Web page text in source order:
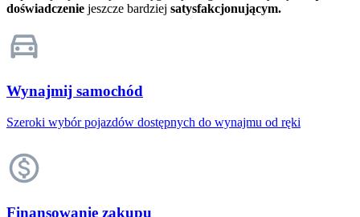
doświadczenie jeszcze bardziej satysfakcjonującym.
Wynajmij samochód
Szeroki wybór pojazdów dostępnych do wynajmu od ręki
Finansowanie zakupu